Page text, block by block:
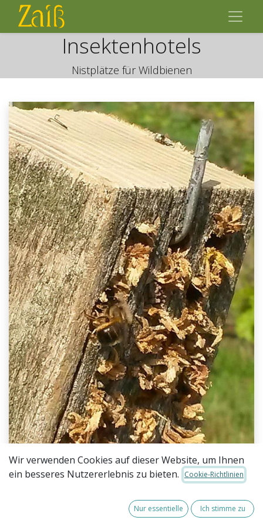
Insektenhotels
Nistplätze für Wildbienen
Wir verwenden Cookies auf dieser Website, um Ihnen
ein besseres Nutzererlebnis zu bieten.
Cookie-Richtlinien
Nur essentielle Ich stimme zu